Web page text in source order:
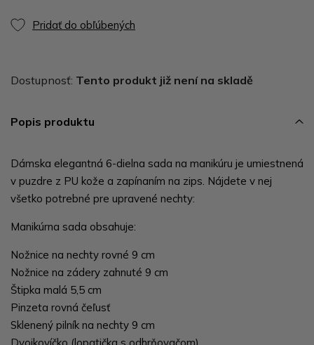
Pridať do obľúbených
Dostupnosť: Tento produkt již není na skladě
Popis produktu
Dámska elegantná 6-dielna sada na manikúru je umiestnená
v puzdre z PU kože a zapínaním na zips. Nájdete v nej
všetko potrebné pre upravené nechty:
Manikúrna sada obsahuje:
Nožnice na nechty rovné 9 cm
Nožnice na zádery zahnuté 9 cm
Štipka malá 5,5 cm
Pinzeta rovná čeľusť
Sklenený pilník na nechty 9 cm
Dvojkovíčko (lopatička s odhrňovačom)